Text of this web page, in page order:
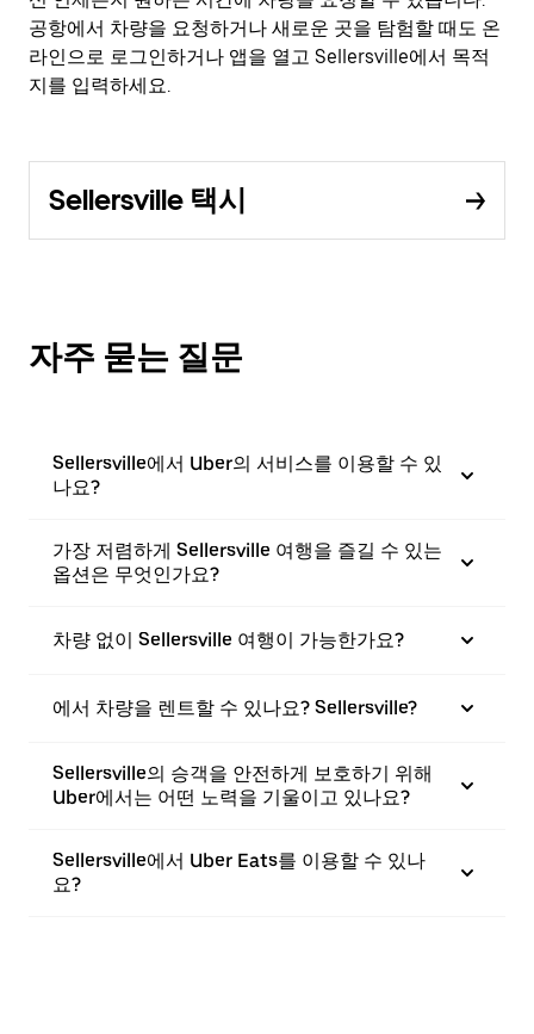
공항에서 차량을 요청하거나 새로운 곳을 탐험할 때도 온
라인으로 로그인하거나 앱을 열고 Sellersville에서 목적
지를 입력하세요.
Sellersville 택시
자주 묻는 질문
Sellersville에서 Uber의 서비스를 이용할 수 있
나요?
가장 저렴하게 Sellersville 여행을 즐길 수 있는
옵션은 무엇인가요?
차량 없이 Sellersville 여행이 가능한가요?
에서 차량을 렌트할 수 있나요? Sellersville?
Sellersville의 승객을 안전하게 보호하기 위해
Uber에서는 어떤 노력을 기울이고 있나요?
Sellersville에서 Uber Eats를 이용할 수 있나
요?